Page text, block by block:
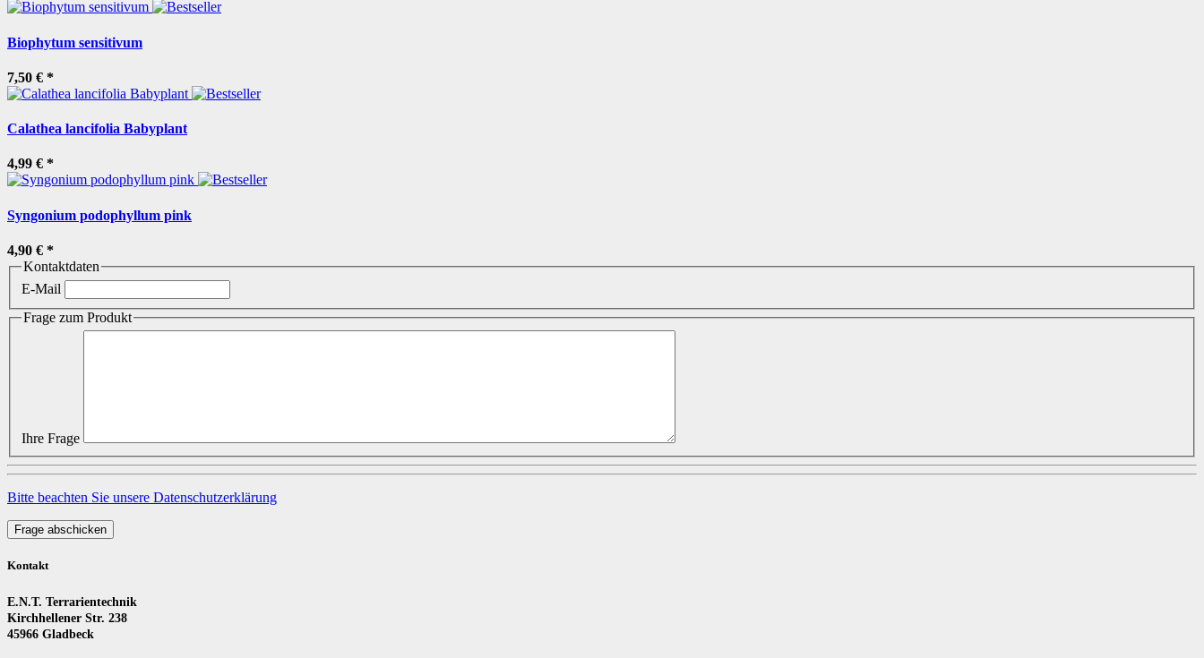
Biophytum sensitivum
7,50 € *
Calathea lancifolia Babyplant
4,99 € *
Syngonium podophyllum pink
4,90 € *
Kontaktdaten
E-Mail
Frage zum Produkt
Ihre Frage
Bitte beachten Sie unsere Datenschutzerklärung
Frage abschicken
Kontakt
E.N.T. Terrarientechnik
Kirchhellener Str. 238
45966 Gladbeck